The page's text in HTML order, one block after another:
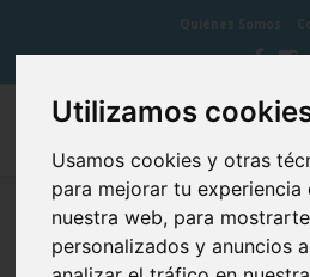
Utilizamos
Usamos cookies y otras
para mejorar tu experiencia
nuestra web, para
personalizados y anuncios
Quiénes Somos